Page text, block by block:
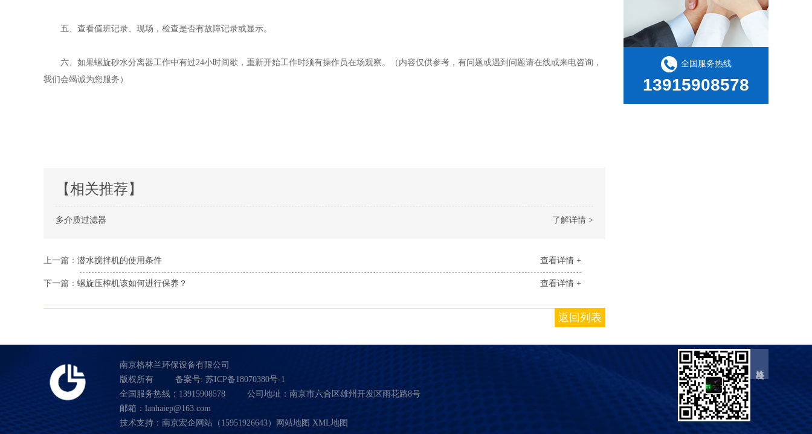
五、查看值班记录、现场，检查是否有故障记录或显示。
六、如果螺旋砂水分离器工作中有过24小时间歇，重新开始工作时须有操作员在场观察。（内容仅供参考，有问题或遇到问题请在线或来电咨询，
我们会竭诚为您服务）
【相关推荐】
了解详情 >
多介质过滤器
查看详情 +
上一篇： 潜水搅拌机的使用条件
查看详情 +
下一篇： 螺旋压榨机该如何进行保养？
返回列表
全国服务热线
13915908578
南京格林兰环保设备有限公司
版权所有
备案号: 苏ICP备18070380号-1
全国服务热线：13915908578
公司地址：南京市六合区雄州开发区雨花路8号
邮箱：lanhaiep@163.com
技术支持：南京宏企网站（15951926643）
网站地图 XML地图